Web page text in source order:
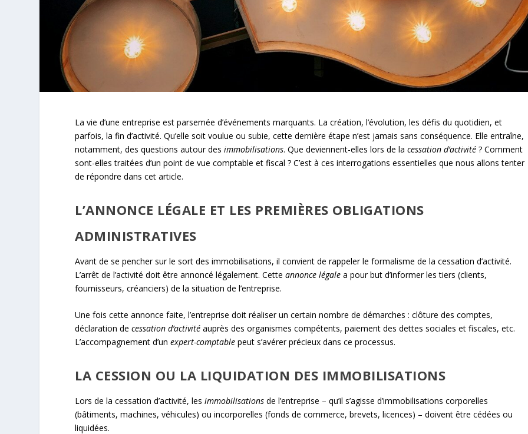
La vie d’une entreprise est parsemée d’événements marquants. La création, l’évolution, les défis du quotidien, et
parfois, la fin d’activité. Qu’elle soit voulue ou subie, cette dernière étape n’est jamais sans conséquence. Elle entraîne,
notamment, des questions autour desimmobilisations. Que deviennent-elles lors de lacessation d’activité ? Comment
sont-elles traitées d’un point de vue comptable et fiscal ? C’est à ces interrogations essentielles que nous allons tenter
de répondre dans cet article.
L’ANNONCE LÉGALE ET LES PREMIÈRES OBLIGATIONS
ADMINISTRATIVES
Avant de se pencher sur le sort des immobilisations, il convient de rappeler le formalisme de la cessation d’activité.
L’arrêt de l’activité doit être annoncé légalement. Cetteannonce légale a pour but d’informer les tiers (clients,
fournisseurs, créanciers) de la situation de l’entreprise.
Une fois cette annonce faite, l’entreprise doit réaliser un certain nombre de démarches : clôture des comptes,
déclaration decessation d’activité auprès des organismes compétents, paiement des dettes sociales et fiscales, etc.
L’accompagnement d’unexpert-comptable peut s’avérer précieux dans ce processus.
LA CESSION OU LA LIQUIDATION DES IMMOBILISATIONS
Lors de la cessation d’activité, lesimmobilisations de l’entreprise – qu’il s’agisse d’immobilisations corporelles
(bâtiments, machines, véhicules) ou incorporelles (fonds de commerce, brevets, licences) – doivent être cédées ou
liquidées.